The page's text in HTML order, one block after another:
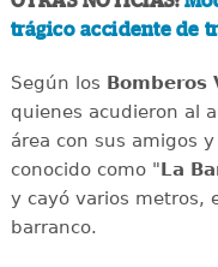
trágico accidente de
Según los Bomberos
quienes acudieron al
área con sus amigos
conocido como "La
y cayó varios metros,
barranco.